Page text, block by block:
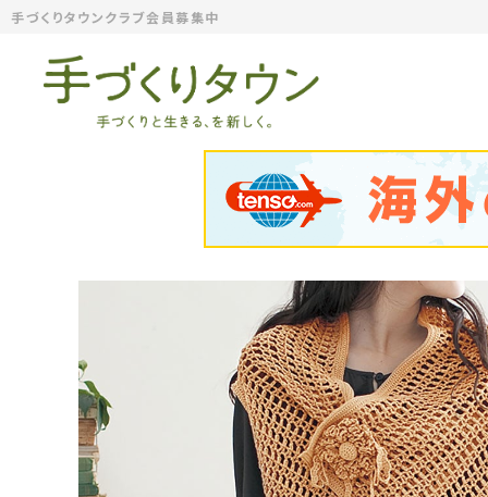
手づくりタウンクラブ会員募集中